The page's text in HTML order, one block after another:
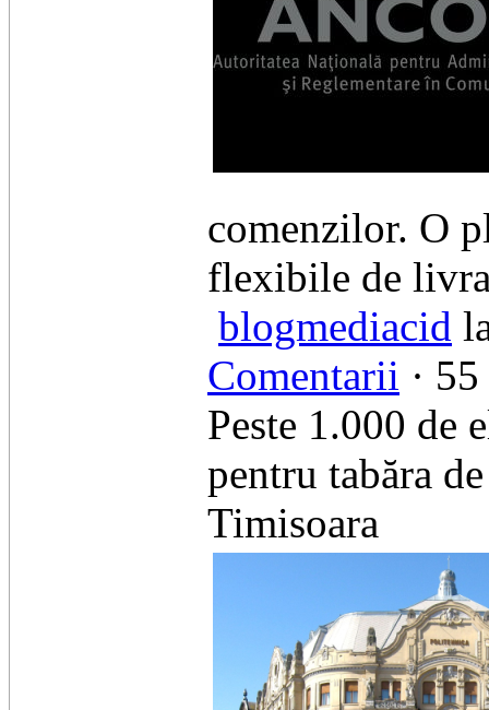
comenzilor. O
flexibile de
blogmediacid
Comentarii ·
Peste 1.000 de
pentru tabăra
Timisoara